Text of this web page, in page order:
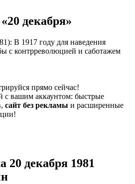
декабря»
В 1917 году для наведения
с контрреволюцией и саботажем
прямо сейчас!
с вашим аккаунтом: быстрые
сайт без рекламы и расширенные
20 декабря 1981